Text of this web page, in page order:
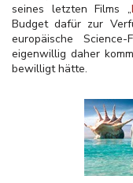
seines letzten Films „
Budget dafür zur
europäische
eigenwillig daher
bewilligt hätte.